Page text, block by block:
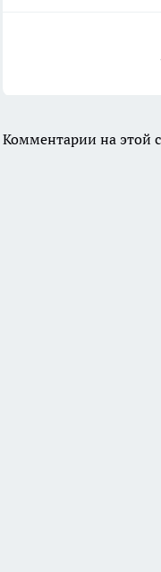
Комментарии на этой